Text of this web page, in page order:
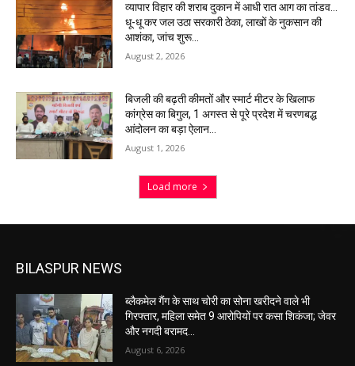
व्यापार विहार की शराब दुकान में आधी रात आग का तांडव…
धू-धू कर जल उठा सरकारी ठेका, लाखों के नुकसान की
आशंका, जांच शुरू…
August 2, 2026
बिजली की बढ़ती कीमतों और स्मार्ट मीटर के खिलाफ
कांग्रेस का बिगुल, 1 अगस्त से पूरे प्रदेश में चरणबद्ध
आंदोलन का बड़ा ऐलान…
August 1, 2026
Load more
BILASPUR NEWS
ब्लैकमेल गैंग के साथ चोरी का सोना खरीदने वाले भी
गिरफ्तार, महिला समेत 9 आरोपियों पर कसा शिकंजा; जेवर
और नगदी बरामद…
August 6, 2026